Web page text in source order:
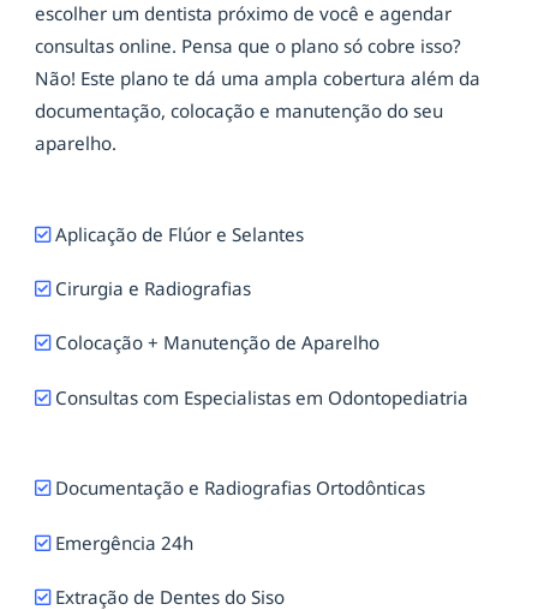
escolher um dentista próximo de você e agendar
consultas online. Pensa que o plano só cobre isso?
Não! Este plano te dá uma ampla cobertura além da
documentação, colocação e manutenção do seu
aparelho.
Aplicação de Flúor e Selantes
Cirurgia e Radiografias
Colocação + Manutenção de Aparelho
Consultas com Especialistas em Odontopediatria
Documentação e Radiografias Ortodônticas
Emergência 24h
Extração de Dentes do Siso